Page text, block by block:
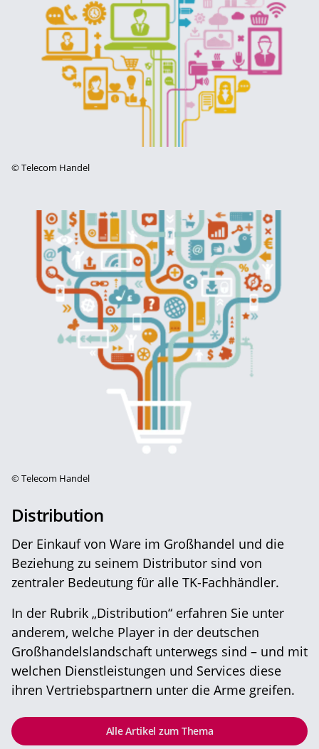
©Telecom Handel
©Telecom Handel
Distribution
Der Einkauf von Ware im Großhandel und die
Beziehung zu seinem Distributor sind von
zentraler Bedeutung für alle TK-Fachhändler.
In der Rubrik „Distribution“ erfahren Sie unter
anderem, welche Player in der deutschen
Großhandelslandschaft unterwegs sind – und mit
welchen Dienstleistungen und Services diese
ihren Vertriebspartnern unter die Arme greifen.
Alle Artikel zum Thema